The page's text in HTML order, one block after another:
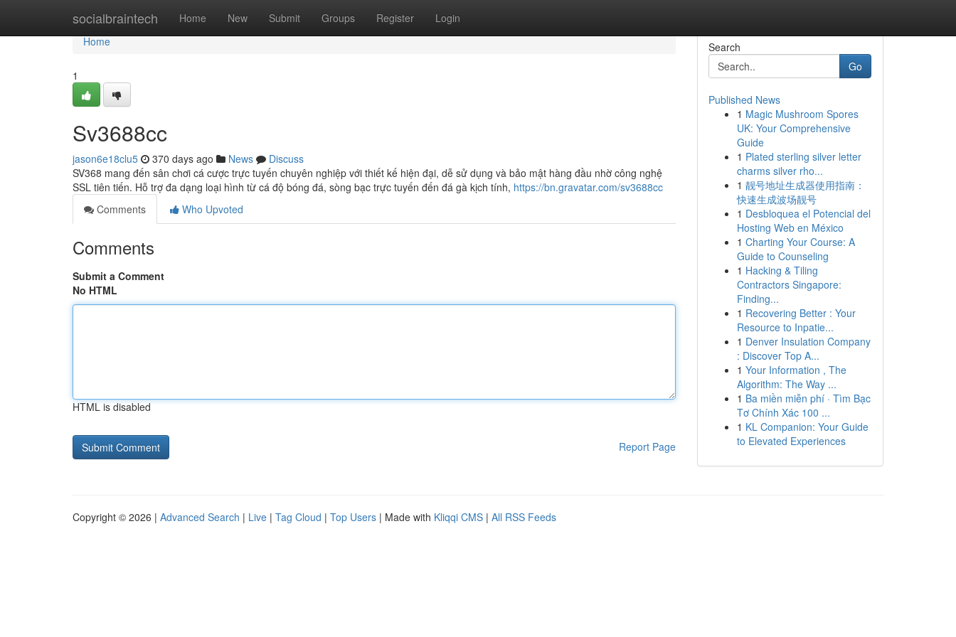
socialbraintech Home New Submit Groups Register Login
Home
Home
1
Sv3688cc
jason6e18clu5 370 days ago News
Discuss
SV368 mang đến sân chơi cá cược trực tuyến chuyên nghiệp với thiết kế hiện đại, dễ sử dụng và bảo mật hàng đầu nhờ công nghệ
SSL tiên tiến. Hỗ trợ đa dạng loại hình từ cá độ bóng đá, sòng bạc trực tuyến đến đá gà kịch tính, https://bn.gravatar.com/sv3688cc
Comments
Who Upvoted
Comments
Submit a Comment
No HTML
HTML is disabled
Report Page
Search
Go
Published News
1 Magic Mushroom Spores
UK: Your Comprehensive
Guide
1 Plated sterling silver letter
charms silver rho...
1 靓号地址生成器使用指南：
快速生成波场靓号
1 Desbloquea el Potencial del
Hosting Web en México
1 Charting Your Course: A
Guide to Counseling
1 Hacking & Tiling
Contractors Singapore:
Finding...
1 Recovering Better : Your
Resource to Inpatie...
1 Denver Insulation Company
: Discover Top A...
1 Your Information , The
Algorithm: The Way ...
1 Ba miền miễn phí · Tìm Bạc
Tơ Chính Xác 100 ...
1 KL Companion: Your Guide
to Elevated Experiences
Copyright © 2026 | Advanced Search | Live | Tag Cloud | Top Users | Made with Kliqqi CMS | All RSS Feeds